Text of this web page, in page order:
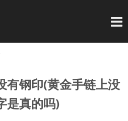
导
有钢印(黄金手链上没
是真的吗)